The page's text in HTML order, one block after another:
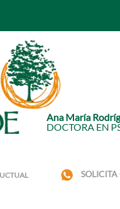
Ana María
DOCTORA EN
SOLICITA